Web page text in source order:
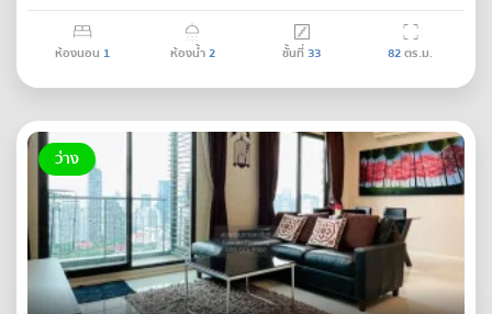
ห้องนอน 1 ห้องน้ำ2 ชั้นที่33 82ตร.ม.
ว่าง